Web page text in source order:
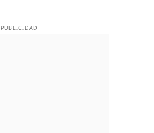
PUBLICIDAD